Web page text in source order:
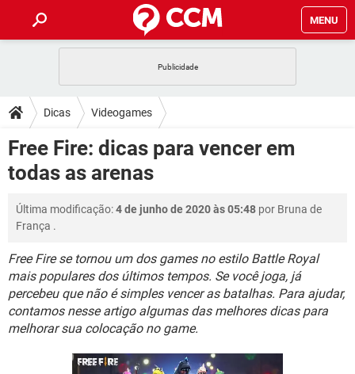
MENU
CELULAR
OUTLOOK EXCEL
INSTAGRAM
DICAS
JOGOS
CELULAR FACEBOOK
INSTAGRAM GMAIL
DOWNLOADS
JOGOS
OUTLOOK
INSTAGRAM
GUIA DE COMPRAS
FÓRUM
JOGOS WHATSAPP
OUTLOOK EXCEL
INSTAGRAM GMAIL
GUIA DE COMPRAS
GLOSSÁRIO
JOGOS WHATSAPP
CELULAR FACEBOOK
OUTLOOK EXCEL
INSTAGRAM GMAIL
GUIA DE COMPRAS
Dicas Videogames
Free Fire: dicas para vencer em
todas as arenas
Última modificação:4 de junho de 2020 às 05:48 por Bruna de
França .
Free Fire se tornou um dos games no estilo Battle Royal
mais populares dos últimos tempos. Se você joga, já
percebeu que não é simples vencer as batalhas. Para ajudar,
contamos nesse artigo algumas das melhores dicas para
melhorar sua colocação no game.